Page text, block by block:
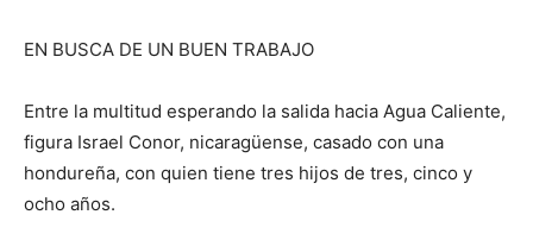
EN BUSCA DE UN BUEN TRABAJO
Entre la multitud esperando la salida hacia Agua Caliente,
figura Israel Conor, nicaragüense, casado con una
hondureña, con quien tiene tres hijos de tres, cinco y
ocho años.